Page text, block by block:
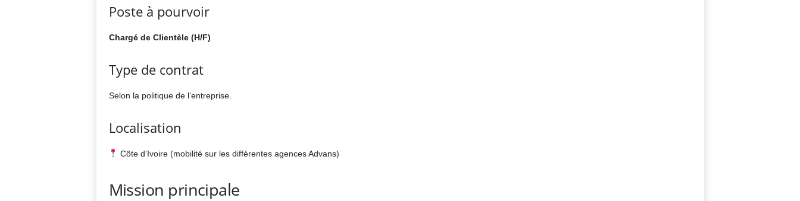
Poste à pourvoir
Chargé de Clientèle (H/F)
Type de contrat
Selon la politique de l’entreprise.
Localisation
Côte d’Ivoire (mobilité sur les différentes agences Advans)
Mission principale